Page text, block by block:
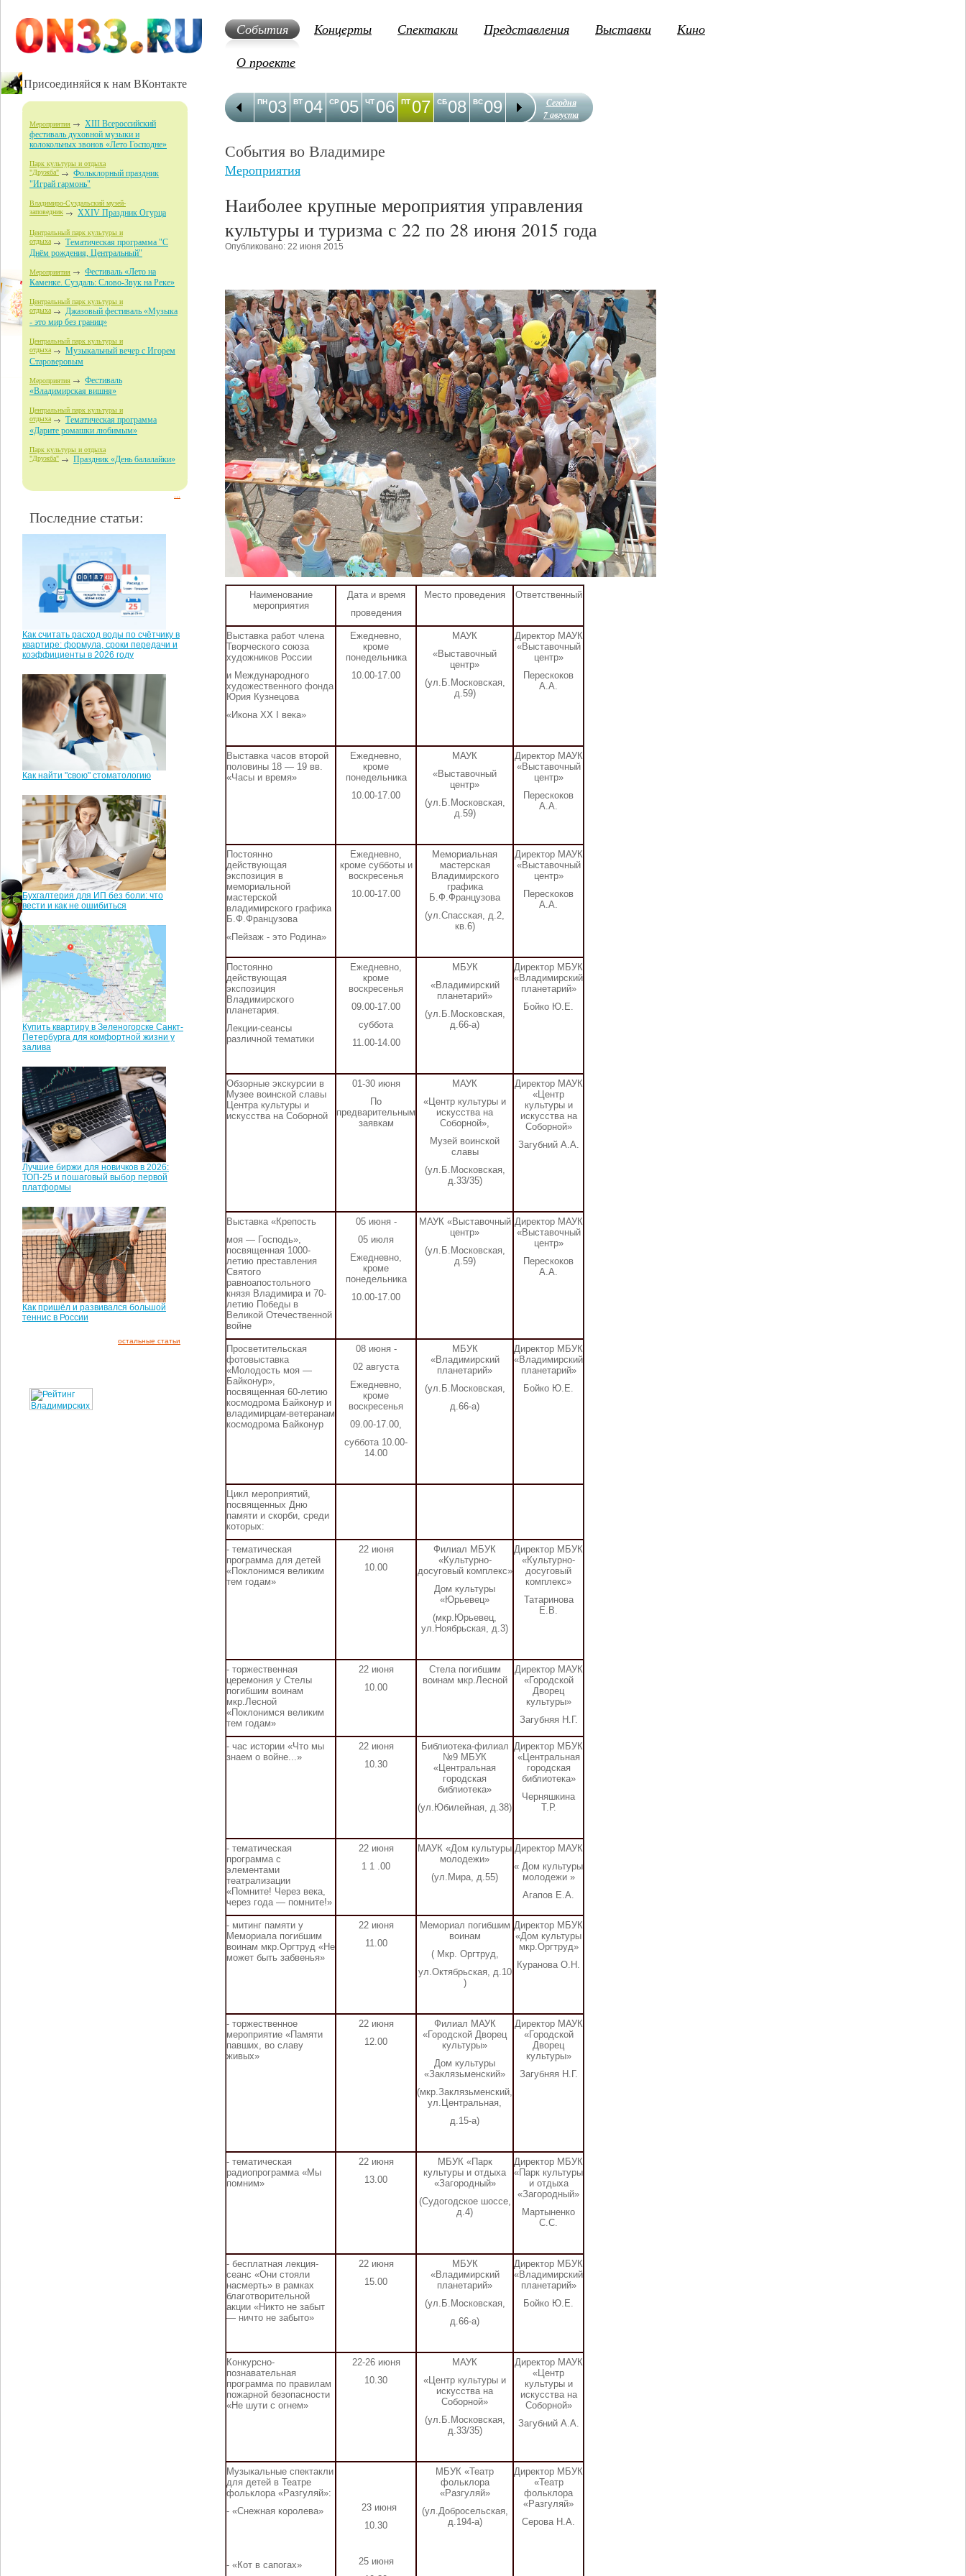
Присоединяйся к нам ВКонтакте
Мероприятия
XIII Всероссийский
фестиваль духовной музыки и
колокольных звонов «Лето Господне»
Парк культуры и отдыха
"Дружба"
Фольклорный праздник
"Играй гармонь"
Владимиро-Суздальский музей-
заповедник XXIV Праздник Огурца
Центральный парк культуры и
отдыха
Тематическая программа "С
Днём рождения, Центральный"
Мероприятия
Фестиваль «Лето на
Каменке. Суздаль: Слово-Звук на Реке»
Центральный парк культуры и
отдыха
Джазовый фестиваль «Музыка
- это мир без границ»
Центральный парк культуры и
отдыха
Музыкальный вечер с Игорем
Староверовым
Мероприятия
Фестиваль
«Владимирская вишня»
Центральный парк культуры и
отдыха
Тематическая программа
«Дарите ромашки любимым»
Парк культуры и отдыха
"Дружба" Праздник «День балалайки»
Последние статьи:
Как считать расход воды по счётчику в
квартире: формула, сроки передачи и
коэффициенты в 2026 году
Как найти "свою" стоматологию
Бухгалтерия для ИП без боли: что
вести и как не ошибиться
Купить квартиру в Зеленогорске Санкт-
Петербурга для комфортной жизни у
залива
Лучшие биржи для новичков в 2026:
ТОП-25 и пошаговый выбор первой
платформы
Как пришёл и развивался большой
теннис в России
остальные статьи
События Концерты Спектакли Представления Выставки
Кино
О проекте
03
ПН 04
ВТ 05
СР 06
ЧТ 07
ПТ 08
СБ 09
ВС 10
ПН 11
ВТ 12
СР
Сегодня
7 августа
События во Владимире
Мероприятия
Наиболее крупные мероприятия управления
культуры и туризма с 22 по 28 июня 2015 года
Опубликовано: 22 июня 2015
Наименование
мероприятия
Дата и время
проведения
Место проведения Ответственный
Выставка работ члена
Творческого союза
художников России
и Международного
художественного фонда
Юрия Кузнецова
«Икона ХХ
века»
Ежедневно,
кроме
понедельника
10.00-17.00
МАУК
«Выставочный
центр»
(ул.Б.Московская,
д.59)
Директор МАУК
«Выставочный
центр»
Перескоков
А.А.
Выставка часов второй
половины 18 — 19 вв.
«Часы и время»
Ежедневно,
кроме
понедельника
10.00-17.00
МАУК
«Выставочный
центр»
(ул.Б.Московская,
д.59)
Директор МАУК
«Выставочный
центр»
Перескоков
А.А.
Постоянно
действующая
экспозиция в
мемориальной
мастерской
владимирского графика
Б.Ф.Французова
«Пейзаж - это Родина»
Ежедневно,
кроме субботы и
воскресенья
10.00-17.00
Мемориальная
мастерская
Владимирского
графика
Б.Ф.Французова
(ул.Спасская, д.2,
кв.6)
Директор МАУК
«Выставочный
центр»
Перескоков
А.А.
Постоянно
действующая
экспозиция
Владимирского
планетария.
Лекции-сеансы
различной тематики
Ежедневно,
кроме
воскресенья
09.00-17.00
суббота
11.00-14.00
МБУК
«Владимирский
планетарий»
(ул.Б.Московская,
д.66-а)
Директор МБУК
«Владимирский
планетарий»
Бойко Ю.Е.
Обзорные экскурсии в
Музее воинской славы
Центра культуры и
искусства на Соборной
01-30 июня
По
предварительным
заявкам
МАУК
«Центр культуры и
искусства на
Соборной»,
Музей воинской
славы
(ул.Б.Московская,
д.33/35)
Директор МАУК
«Центр
культуры и
искусства на
Соборной»
Загубний А.А.
Выставка «Крепость
моя — Господь»,
посвященная 1000-
летию преставления
Святого
равноапостольного
князя Владимира и 70-
летию Победы в
Великой Отечественной
войне
05 июня -
05 июля
Ежедневно,
кроме
понедельника
10.00-17.00
МАУК «Выставочный
центр»
(ул.Б.Московская,
д.59)
Директор МАУК
«Выставочный
центр»
Перескоков
А.А.
Просветительская
фотовыставка
«Молодость моя —
Байконур»,
посвященная 60-летию
космодрома Байконур и
владимирцам-ветеранам
космодрома Байконур
08 июня -
02 августа
Ежедневно,
кроме
воскресенья
09.00-17.00,
суббота 10.00-
14.00
МБУК
«Владимирский
планетарий»
(ул.Б.Московская,
д.66-а)
Директор МБУК
«Владимирский
планетарий»
Бойко Ю.Е.
Цикл мероприятий,
посвященных Дню
памяти и скорби, среди
которых:
- тематическая
программа для детей
«Поклонимся великим
тем годам»
22 июня
10.00
Филиал МБУК
«Культурно-
досуговый комплекс»
Дом культуры
«Юрьевец»
(мкр.Юрьевец,
ул.Ноябрьская, д.3)
Директор МБУК
«Культурно-
досуговый
комплекс»
Татаринова
Е.В.
- торжественная
церемония у Стелы
погибшим воинам
мкр.Лесной
«Поклонимся великим
тем годам»
22 июня
10.00
Стела погибшим
воинам мкр.Лесной
Директор МАУК
«Городской
Дворец
культуры»
Загубняя Н.Г.
- час истории «Что мы
знаем о войне...»
22 июня
10.30
Библиотека-филиал
№9 МБУК
«Центральная
городская
библиотека»
(ул.Юбилейная, д.38)
Директор МБУК
«Центральная
городская
библиотека»
Черняшкина
Т.Р.
- тематическая
программа с
элементами
театрализации
«Помните! Через века,
через года — помните!»
22 июня
1 1 .00
МАУК «Дом культуры
молодежи»
(ул.Мира, д.55)
Директор МАУК
« Дом культуры
молодежи »
Агапов Е.А.
- митинг памяти у
Мемориала погибшим
воинам мкр.Оргтруд «Не
может быть забвенья»
22 июня
11.00
Мемориал погибшим
воинам
( Мкр. Оргтруд,
ул.Октябрьская, д.10
)
Директор МБУК
«Дом культуры
мкр.Оргтруд»
Куранова О.Н.
- торжественное
мероприятие «Памяти
павших, во славу
живых»
22 июня
12.00
Филиал МАУК
«Городской Дворец
культуры»
Дом культуры
«Заклязьменский»
(мкр.Заклязьменский,
ул.Центральная,
д.15-а)
Директор МАУК
«Городской
Дворец
культуры»
Загубняя Н.Г.
- тематическая
радиопрограмма «Мы
помним»
22 июня
13.00
МБУК «Парк
культуры и отдыха
«Загородный»
(Судогодское шоссе,
д.4)
Директор МБУК
«Парк культуры
и отдыха
«Загородный»
Мартыненко
С.С.
- бесплатная лекция-
сеанс «Они стояли
насмерть» в рамках
благотворительной
акции «Никто не забыт
— ничто не забыто»
22 июня
15.00
МБУК
«Владимирский
планетарий»
(ул.Б.Московская,
д.66-а)
Директор МБУК
«Владимирский
планетарий»
Бойко Ю.Е.
Конкурсно-
познавательная
программа по правилам
пожарной безопасности
«Не шути с огнем»
22-26 июня
10.30
МАУК
«Центр культуры и
искусства на
Соборной»
(ул.Б.Московская,
д.33/35)
Директор МАУК
«Центр
культуры и
искусства на
Соборной»
Загубний А.А.
Музыкальные спектакли
для детей в Театре
фольклора «Разгуляй»:
- «Снежная королева»
- «Кот в сапогах»
23 июня
10.30
25 июня
МБУК «Театр
фольклора
«Разгуляй»
(ул.Добросельская,
д.194-а)
Директор МБУК
«Театр
фольклора
«Разгуляй»
Серова Н.А.